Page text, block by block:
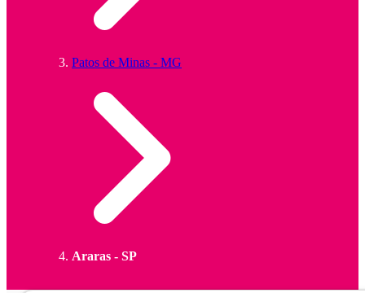
Patos de Minas - MG
Araras - SP